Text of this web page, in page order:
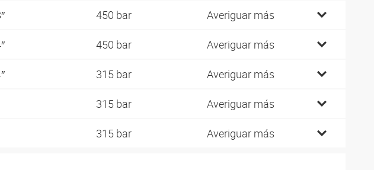
450 bar Averiguar más
450 bar Averiguar más
315 bar Averiguar más
315 bar Averiguar más
315 bar Averiguar más